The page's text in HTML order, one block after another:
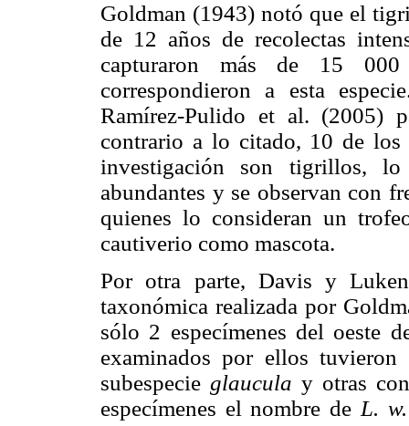
Goldman (1943) notó que el
de 12 años de recolectas
capturaron más de 15 000
correspondieron a esta
Ramírez-Pulido et al. (2005)
contrario a lo citado, 10 de
investigación son tigrillos,
abundantes y se observan con
quienes lo consideran un
cautiverio como mascota.
Por otra parte, Davis y
taxonómica realizada por
sólo 2 especímenes del oeste
examinados por ellos
subespecie glaucula y otras
especímenes el nombre deL.